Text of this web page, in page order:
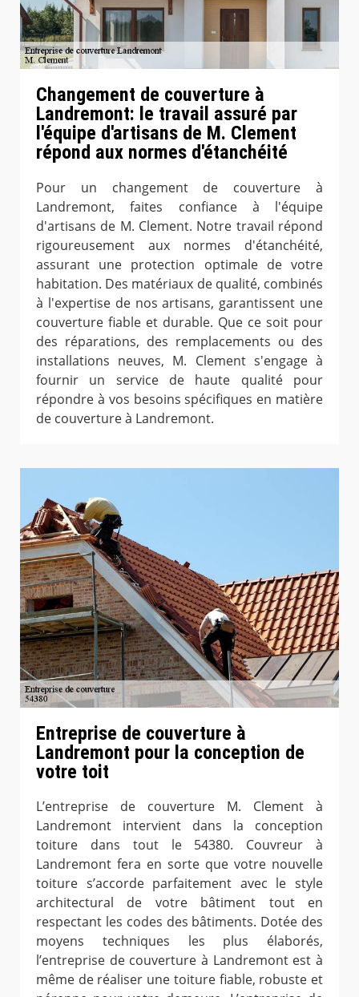
Changement de couverture à
Landremont: le travail assuré par
l'équipe d'artisans de M. Clement
répond aux normes d'étanchéité
Pour un changement de couverture à
Landremont, faites confiance à l'équipe
d'artisans de M. Clement. Notre travail répond
rigoureusement aux normes d'étanchéité,
assurant une protection optimale de votre
habitation. Des matériaux de qualité, combinés
à l'expertise de nos artisans, garantissent une
couverture fiable et durable. Que ce soit pour
des réparations, des remplacements ou des
installations neuves, M. Clement s'engage à
fournir un service de haute qualité pour
répondre à vos besoins spécifiques en matière
de couverture à Landremont.
Entreprise de couverture à
Landremont pour la conception de
votre toit
L’entreprise de couverture M. Clement à
Landremont intervient dans la conception
toiture dans tout le 54380. Couvreur à
Landremont fera en sorte que votre nouvelle
toiture s’accorde parfaitement avec le style
architectural de votre bâtiment tout en
respectant les codes des bâtiments. Dotée des
moyens techniques les plus élaborés,
l’entreprise de couverture à Landremont est à
même de réaliser une toiture fiable, robuste et